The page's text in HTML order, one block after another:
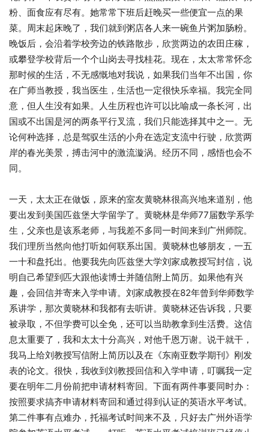
粉、面食应有尽有。她常常下班后赶晚买一些便宜一点的果
菜。周末起床晚了，我们就到粥店各人来一碗鱼片粥加肠粉。
晚饭后，会沿着学校旁边的铁路散步，欣赏两边的农田庄稼，
或攀登学校背后一个个山岗去寻找桂花。现在，太太常常怀念
那时候的生活，不无感慨地对我说，如果我们当年不出国，你
在广师当教授，我当医生，生活也一定很快乐幸福。我完全同
意，但人生没有如果。人生历程也许可以比喻成一条长河，出
国或不出国是河的两条平行叉流，我们只能选择其中之一。无
论何种选择，总是驾驭生活的小舟在选定支流中行驶，欣赏两
岸的春光美景，搏击河中的激流漩涡。经历不同，感悟也会不
同。
一天，太太正在做饭，原来的室友黄晓林很高兴地来道别，他
要出发到美国匹兹堡大学留学了。黄晓林是华师77届数学系学
生，父亲也是该系老师，与我差不多同一时间来到广州师院。
我们理所当然向他打听如何联系出国。黄晓林也够朋友，一五
一十和盘托出。他要我先向匹兹堡大学刘家成教授写封信，说
明自己希望到匹大跟他读博士并随信附上简历。如果他有兴
趣，会回信并寄来入学申请。刘家成教授在82年曾到华师数学
系讲学，那次黄晓林和我都有去听讲。黄晓林还告诉我，只要
被录取，不但学费可以全免，还可以当助教拿到生活费。这信
息太重要了，我和太太十分高兴，对他千恩万谢。说干就干，
我马上给刘教授写信附上简历以及在《东南亚数学期刊》刚发
表的论文。很快，我收到刘教授回信和入学申请，叮嘱我一定
要在明年二月份前把申请材料寄回。下面有两件事要同时办：
按照要求搞齐申请材料寄回和通过得到认证的英语水平考试。
第二件事有点难办，托福考试时间来不及，只好去广州外语学